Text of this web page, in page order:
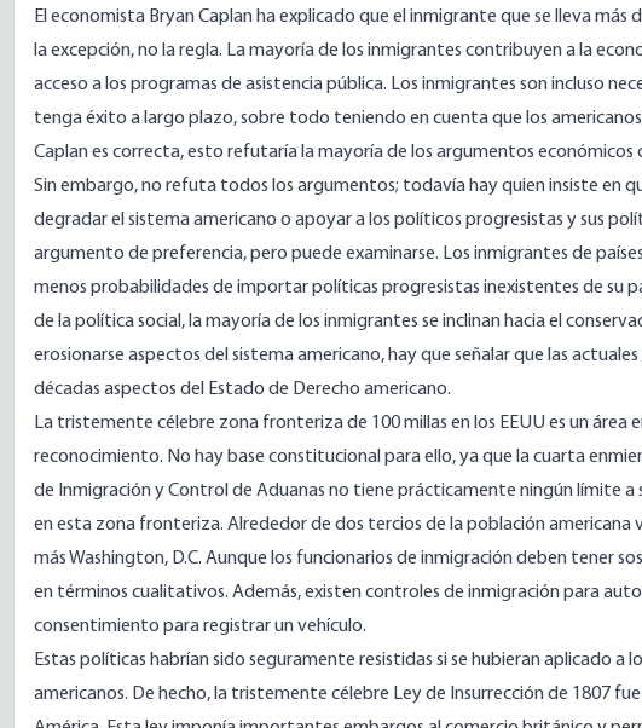
El economista Bryan Caplan ha explicado que el inmigrante que se lleva más
laexcepción, no la regla. La mayoría de los inmigrantes contribuyen a la
acceso a los programas de asistencia pública. Los inmigrantes son incluso
tenga éxito a largo plazo, sobre todo teniendo en cuenta que los
Caplan es correcta, esto refutaría la mayoría de los argumentos económicos
Sin embargo, no refuta todos los argumentos; todavía hay quien insiste en
degradar el sistema americano o apoyar a los políticos progresistas y sus
argumento de preferencia, pero puede examinarse. Los inmigrantes de
menos probabilidades de importar políticas progresistas inexistentes de su
de la política social, la mayoría de los inmigrantes se inclinan hacia el
erosionarse aspectos del sistema americano, hay que señalar que las
décadas aspectos del Estado de Derecho americano.
La tristemente célebre zona fronteriza de 100 millas en los EEUU es un área
reconocimiento. No hay base constitucional para ello, ya que la cuarta
de Inmigración y Control de Aduanas no tiene prácticamente ningún límite
en esta zona fronteriza. Alrededor de dos tercios de la población americana
más Washington, D.C. Aunque los funcionarios de inmigración deben tener
en términos cualitativos. Además, existen controles de inmigración para
consentimiento para registrar un vehículo.
Estas políticas habrían sido seguramente resistidas si se hubieran aplicado a
americanos. De hecho, la tristemente célebre Ley de Insurrección de 1807